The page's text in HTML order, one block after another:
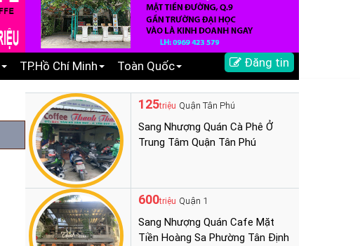
TP.Hồ Chí Minh Toàn Quốc Đăng tin
125triệu Quận Tân Phú
Sang Nhượng Quán Cà Phê Ở
Trung Tâm Quận Tân Phú
600triệu Quận 1
Sang Nhượng Quán Cafe Mặt
Tiền Hoàng Sa Phường Tân Định